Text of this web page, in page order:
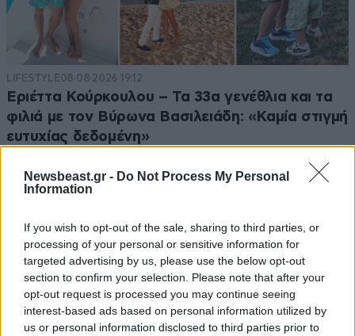
Newsbeast.gr - Do Not Process My Personal
Information
If you wish to opt-out of the sale, sharing to third parties, or
processing of your personal or sensitive information for
targeted advertising by us, please use the below opt-out
section to confirm your selection. Please note that after your
opt-out request is processed you may continue seeing
interest-based ads based on personal information utilized by
us or personal information disclosed to third parties prior to
LIFESTYLE08·08·2026 19:12
Εριέττα Κούρκουλου – Τα 33α γενέθλια και τα
φιλιά με τον Βύρωνα Βασιλειάδη: «Καμία στιγμή
ευτυχίας δεδομένη»